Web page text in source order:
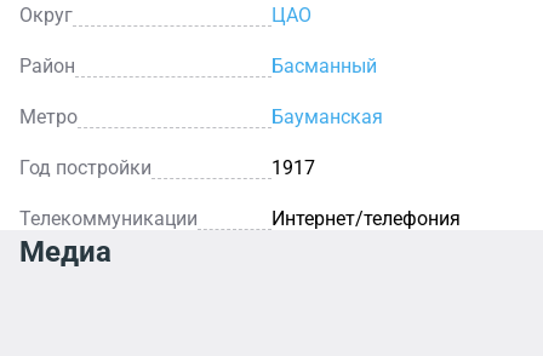
Округ ЦАО
Район Басманный
Метро Бауманская
Год постройки 1917
Телекоммуникации Интернет/телефония
Медиа